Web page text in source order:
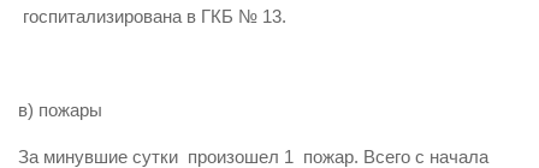
госпитализирована в ГКБ № 13.
в) пожары
За минувшие сутки произошел 1 пожар. Всего с начала